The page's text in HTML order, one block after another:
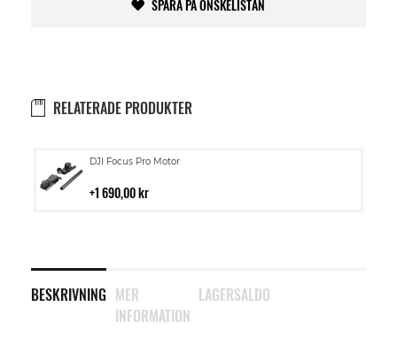
SPARA PÅ ÖNSKELISTAN
RELATERADE PRODUKTER
DJI Focus Pro Motor
1 690,00 kr
Lägg
i
BESKRIVNING MER
INFORMATION
LAGERSALDO